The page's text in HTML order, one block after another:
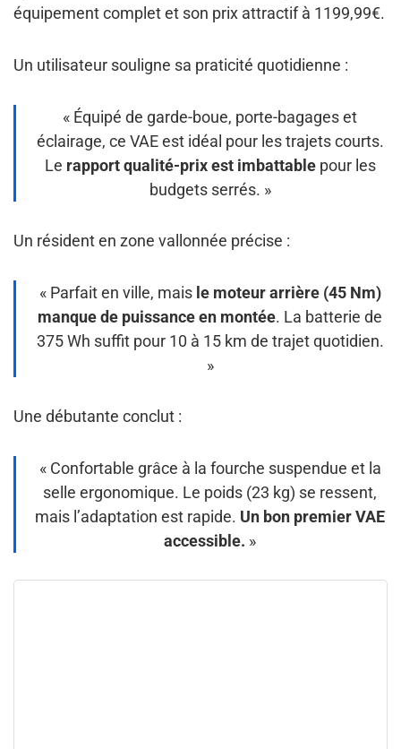
équipement complet et son prix attractif à 1199,99€.
Un utilisateur souligne sa praticité quotidienne :
« Équipé de garde-boue, porte-bagages et
éclairage, ce VAE est idéal pour les trajets courts.
Le rapport qualité-prix est imbattablepour les
budgets serrés. »
Un résident en zone vallonnée précise :
« Parfait en ville, mais le moteur arrière (45 Nm)
manque de puissance en montée. La batterie de
375 Wh suffit pour 10 à 15 km de trajet quotidien.
»
Une débutante conclut :
« Confortable grâce à la fourche suspendue et la
selle ergonomique. Le poids (23 kg) se ressent,
mais l’adaptation est rapide. Un bon premier VAE
accessible. »